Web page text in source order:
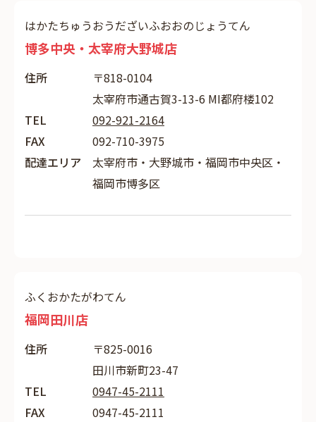
はかたちゅうおうだざいふおおのじょうてん
博多中央・太宰府大野城店
住所
〒818-0104
太宰府市通古賀3-13-6 MI都府楼102
TEL
092-921-2164
FAX
092-710-3975
配達エリア
太宰府市・大野城市・福岡市中央区・
福岡市博多区
ふくおかたがわてん
福岡田川店
住所
〒825-0016
田川市新町23-47
TEL
0947-45-2111
FAX
0947-45-2111